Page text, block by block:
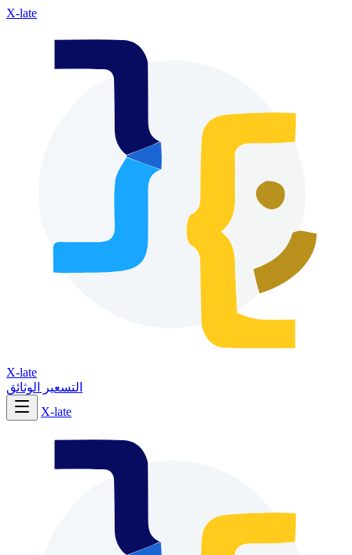
X-late
X-late
التسعير
الوثائق
X-late